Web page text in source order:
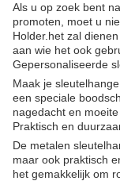
Als u op zoek bent
promoten, moet u
Holder.het zal
aan wie het ook
Gepersonaliseerde
Maak je
een speciale
nagedacht en
Praktisch en
De metalen
maar ook praktisch
het gemakkelijk om